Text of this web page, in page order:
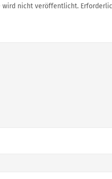
wird nicht veröffentlicht.